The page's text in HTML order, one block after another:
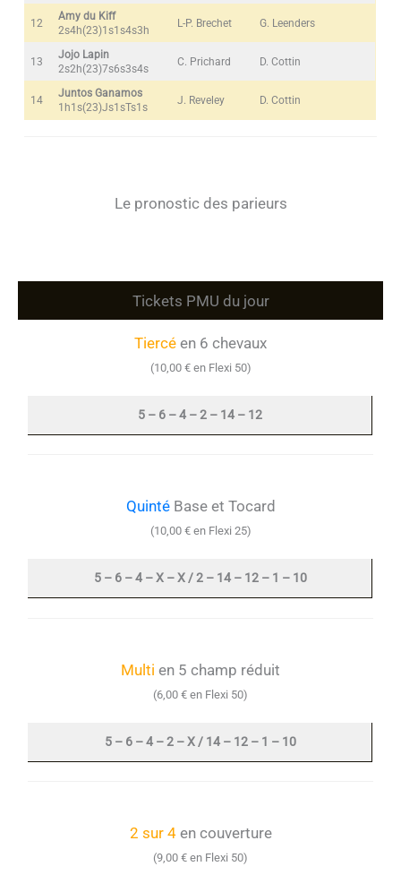
12
Amy du Kiff
2s4h(23)1s1s4s3h
L-P. Brechet G. Leenders
13
Jojo Lapin
2s2h(23)7s6s3s4s
C. Prichard D. Cottin
14
Juntos Ganamos
1h1s(23)Js1sTs1s
J. Reveley D. Cottin
Le pronostic des parieurs
Tickets PMU du jour
Tiercé en 6 chevaux
(10,00 € en Flexi 50)
5 – 6 – 4 – 2 – 14 – 12
QuintéBase et Tocard
(10,00 € en Flexi 25)
5 – 6 – 4 – X – X / 2 – 14 – 12 – 1 – 10
Multi en 5 champ réduit
(6,00 € en Flexi 50)
5 – 6 – 4 – 2 – X / 14 – 12 – 1 – 10
2 sur 4en couverture
(9,00 € en Flexi 50)